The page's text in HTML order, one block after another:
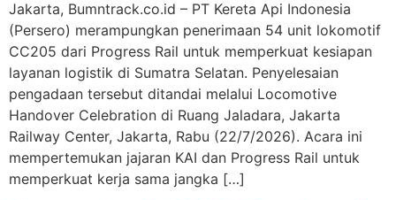
Jakarta, Bumntrack.co.id – PT Kereta Api Indonesia
(Persero) merampungkan penerimaan 54 unit lokomotif
CC205 dari Progress Rail untuk memperkuat kesiapan
layanan logistik di Sumatra Selatan. Penyelesaian
pengadaan tersebut ditandai melalui Locomotive
Handover Celebration di Ruang Jaladara, Jakarta
Railway Center, Jakarta, Rabu (22/7/2026). Acara ini
mempertemukan jajaran KAI dan Progress Rail untuk
memperkuat kerja sama jangka […]